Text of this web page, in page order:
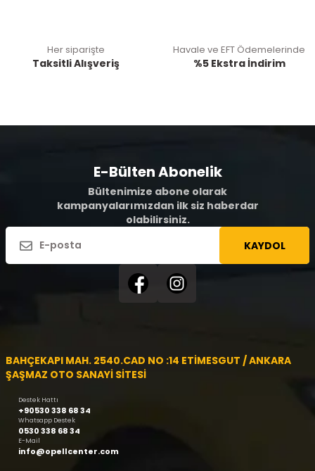
Her siparişte
Taksitli Alışveriş
Havale ve EFT Ödemelerinde
%5 Ekstra İndirim
E-Bülten Abonelik
Bültenimize abone olarak
kampanyalarımızdan ilk siz haberdar
olabilirsiniz.
KAYDOL
BAHÇEKAPI MAH. 2540.CAD NO :14 ETİMESGUT / ANKARA
ŞAŞMAZ OTO SANAYİ SİTESİ
Destek Hattı
+90530 338 68 34
Whatsapp Destek
0530 338 68 34
E-Mail
info@opellcenter.com